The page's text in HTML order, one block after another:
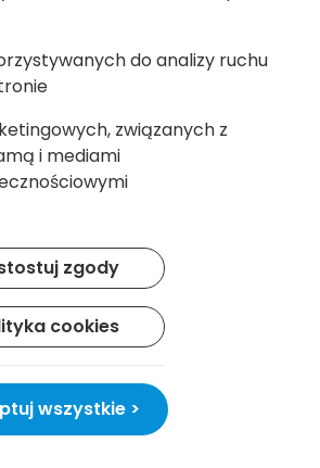
prywatności
danych osobowych jest Baltrade sp. z o.o.
ul. Geodetów 24, 80-298 Gdańsk.
do analizy ruchu
związanych z
i mediami
zgody
cookies
wszystkie >